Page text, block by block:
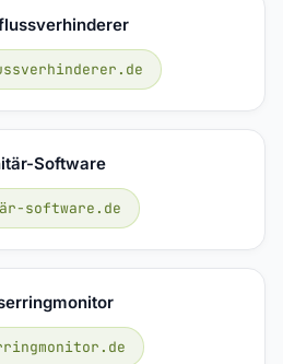
Software
software.de